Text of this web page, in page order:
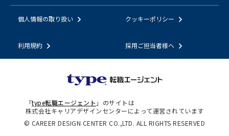
個人情報の取り扱い クッキーポリシー
利用規約 採用ご担当者様へ
「type転職エージェント 」のサイトは
株式会社キャリアデザインセンターによって運営されています
© CAREER DESIGN CENTER CO.,LTD. ALL RIGHTS RESERVED